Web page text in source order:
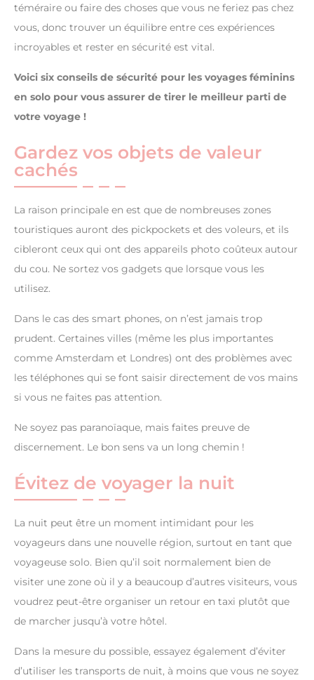
téméraire ou faire des choses que vous ne feriez pas chez
vous, donc trouver un équilibre entre ces expériences
incroyables et rester en sécurité est vital.
Voici six conseils de sécurité pour les voyages féminins
en solo pour vous assurer de tirer le meilleur parti de
votre voyage !
Gardez vos objets de valeur
cachés
La raison principale en est que de nombreuses zones
touristiques auront des pickpockets et des voleurs, et ils
cibleront ceux qui ont des appareils photo coûteux autour
du cou. Ne sortez vos gadgets que lorsque vous les
utilisez.
Dans le cas des smart phones, on n’est jamais trop
prudent. Certaines villes (même les plus importantes
comme Amsterdam et Londres) ont des problèmes avec
les téléphones qui se font saisir directement de vos mains
si vous ne faites pas attention.
Ne soyez pas paranoïaque, mais faites preuve de
discernement. Le bon sens va un long chemin !
Évitez de voyager la nuit
La nuit peut être un moment intimidant pour les
voyageurs dans une nouvelle région, surtout en tant que
voyageuse solo. Bien qu’il soit normalement bien de
visiter une zone où il y a beaucoup d’autres visiteurs, vous
voudrez peut-être organiser un retour en taxi plutôt que
de marcher jusqu’à votre hôtel.
Dans la mesure du possible, essayez également d’éviter
d’utiliser les transports de nuit, à moins que vous ne soyez